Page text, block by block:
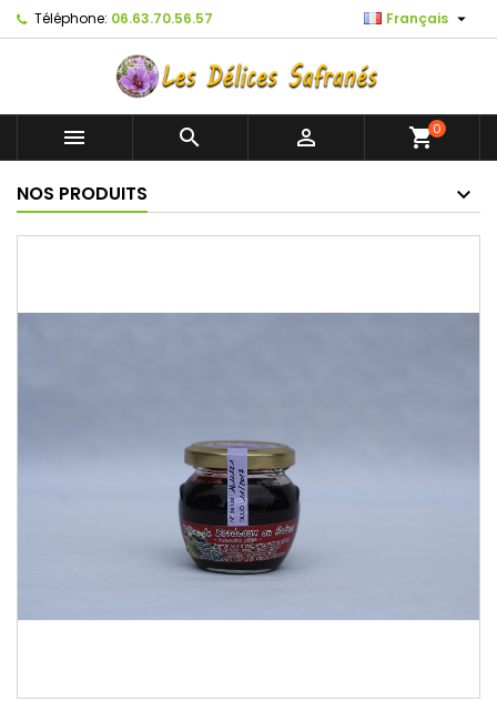
Téléphone: 06.63.70.56.57 Français 
   shopping_cart0
NOS PRODUITS